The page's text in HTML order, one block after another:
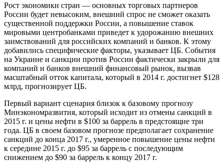
Рост экономики стран — основных торговых партнеров
России будет невысоким, внешний спрос не сможет оказать
существенной поддержки России, а повышение ставок
мировыми центробанками приведет к удорожанию внешних
заимствований для российских компаний и банков. К этому
добавились специфические факторы, указывает ЦБ. События
на Украине и санкции против России фактически закрыли для
компаний и банков внешний финансовый рынок, вызвав
масштабный отток капитала, который в 2014 г. достигнет $128
млрд, прогнозирует ЦБ.
Первый вариант сценария близок к базовому прогнозу
Минэкономразвития, который исходит из отмены санкций в
2015 г. и цены нефти в $100 за баррель в предстоящие три
года. ЦБ в своем базовом прогнозе предполагает сохранение
санкций до конца 2017 г., умеренное повышение цены нефти
к середине 2015 г. до $95 за баррель с последующим
снижением до $90 за баррель к концу 2017 г.